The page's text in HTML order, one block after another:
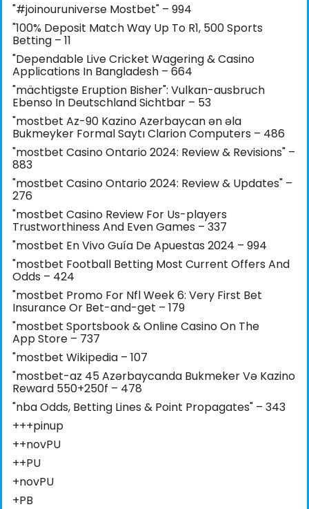
"#joinouruniverse Mostbet" – 994
"100% Deposit Match Way Up To R1, 500 Sports
Betting – 11
"Dependable Live Cricket Wagering & Casino
Applications In Bangladesh – 664
"mächtigste Eruption Bisher": Vulkan-ausbruch
Ebenso In Deutschland Sichtbar – 53
"mostbet Az-90 Kazino Azerbaycan ən əla
Bukmeyker Formal Saytı Clarion Computers – 486
"mostbet Casino Ontario 2024: Review & Revisions" –
883
"mostbet Casino Ontario 2024: Review & Updates" –
276
"mostbet Casino Review For Us-players
Trustworthiness And Even Games – 337
"mostbet En Vivo Guía De Apuestas 2024 – 994
"mostbet Football Betting Most Current Offers And
Odds – 424
"mostbet Promo For Nfl Week 6: Very First Bet
Insurance Or Bet-and-get – 179
"‎mostbet Sportsbook & Online Casino On The
App Store – 737
"mostbet Wikipedia – 107
"mostbet-az 45 Azərbaycanda Bukmeker Və Kazino
Reward 550+250f – 478
"nba Odds, Betting Lines & Point Propagates" – 343
+++pinup
++novPU
++PU
+novPU
+PB